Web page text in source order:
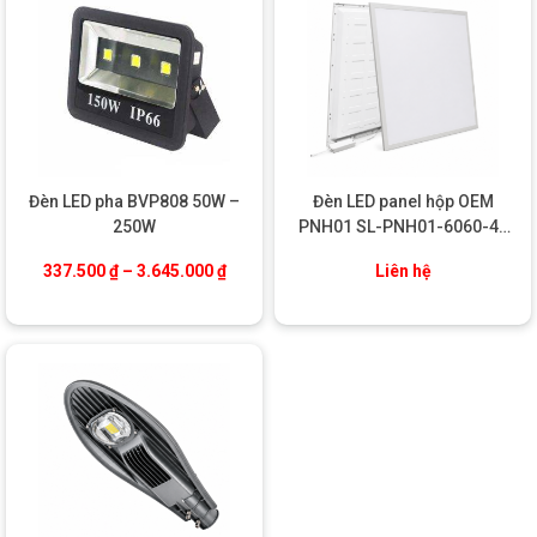
ỨNG DỤNG CỦA ĐÈN LED NHÀ XƯỞNG BY236
P65 – P240
Đèn LED Nhà Xưởng BY236 P65 – P240 có thể được sử dụng
trong nhiều loại hình công việc và môi trường công nghiệp khác
nhau. Dưới đây là một số ứng dụng tiêu biểu của sản phẩm:
Đèn LED pha BVP808 50W –
250W
337.500₫ – 3.645.000₫Khoảng giá: từ 337.500 ₫ đến 3.645.000
Đèn LED panel hộp OEM
PNH01 SL-PNH01-6060-42
Liên hệ